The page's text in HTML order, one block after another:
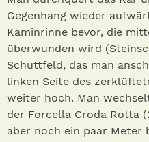
Gegenhang wieder
Kaminrinne bevor, die
überwunden wird
Schuttfeld, das man
linken Seite des
weiter hoch. Man
der Forcella Croda Rotta
aber noch ein paar Meter